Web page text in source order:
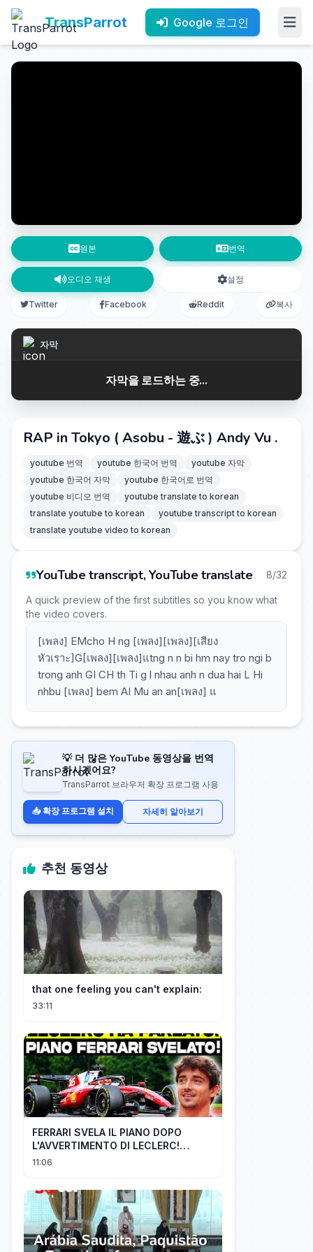
TransParrot Google 로그인
원본 번역
오디오 재생 설정
Twitter Facebook Reddit 복사
자막
자막을 로드하는 중...
RAP in Tokyo ( Asobu - 遊ぶ ) Andy Vu .
youtube 번역 youtube 한국어 번역
youtube 자막
youtube 한국어 자막
youtube 한국어로 번역
youtube 비디오 번역
youtube translate to korean
translate youtube to korean
youtube transcript to korean
translate youtube video to korean
YouTube transcript, YouTube translate 8/32
A quick preview of the first subtitles so you know what
the video covers.
[เพลง] EMcho H ng [เพลง][เพลง][เสียง
หัวเราะ]G[เพลง][เพลง]แtng n n bi hm nay tro ngi b
trong anh GI CH th Ti g l nhau anh n dua hai L Hi
nhbu [เพลง] bem AI Mu an an[เพลง] แ
💡 더 많은 YouTube 동영상을 번역
하시겠어요?
TransParrot 브라우저 확장 프로그램 사용
📥 확장 프로그램 설치 자세히 알아보기
추천 동영상
that one feeling you can't explain:
33:11
FERRARI SVELA IL PIANO DOPO
L'AVVERTIMENTO DI LECLERC!
AGGIORNAMENTI PAZZESCHI a
11:06